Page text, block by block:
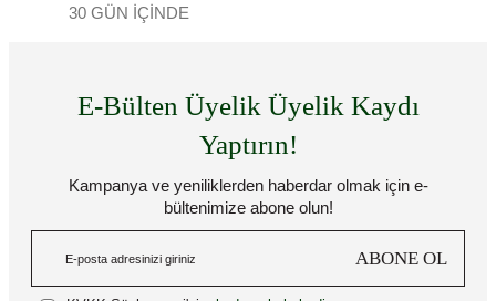
30 GÜN İÇİNDE
E-Bülten Üyelik Üyelik Kaydı
Yaptırın!
Kampanya ve yeniliklerden haberdar olmak için e-
bültenimize abone olun!
ABONE OL